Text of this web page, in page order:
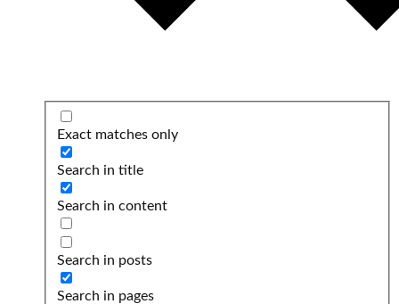
Exact matches only
Search in title
Search in content
Search in posts
Search in pages